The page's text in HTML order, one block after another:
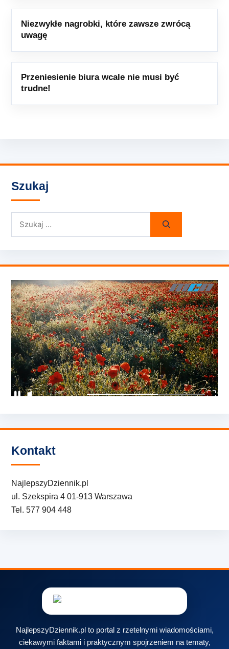
Niezwykłe nagrobki, które zawsze zwrócą
uwagę
Przeniesienie biura wcale nie musi być
trudne!
Szukaj
Kontakt
NajlepszyDziennik.pl
ul. Szekspira 4 01-913 Warszawa
Tel. 577 904 448
NajlepszyDziennik.pl to portal z rzetelnymi wiadomościami,
ciekawymi faktami i praktycznym spojrzeniem na tematy,